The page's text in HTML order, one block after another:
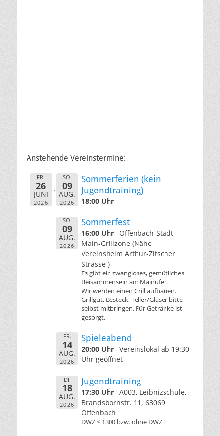
Anstehende Vereinstermine:
FR.
26
JUNI
2026
SO.
09
AUG.
2026
Sommerferien (kein
Jugendtraining)
18:00 Uhr
SO.
09
AUG.
2026
Sommerfest
16:00 Uhr
Offenbach-Stadt
Main-Grillzone (Nähe
Vereinsheim Arthur-Zitscher
Strasse )
Es gibt ein zwangloses, gemütliches
Beisammensein am Mainufer.
Wir werden einen Grill aufbauen.
Grillgut, Besteck, Teller/Gläser bitte
selbst mitbringen. Für Getränke ist
gesorgt.
FR.
14
AUG.
2026
Spieleabend
20:00 Uhr Vereinslokal ab 19:30
Uhr geöffnet
DI.
18
AUG.
2026
Jugendtraining
17:30 Uhr A003, Leibnizschule,
Brandsbornstr. 11, 63069
Offenbach
DWZ < 1300 bzw. ohne DWZ